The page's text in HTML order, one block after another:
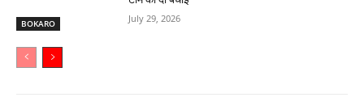
BOKARO July 29, 2026